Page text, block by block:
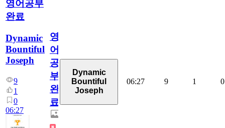
영어공부
완료
Dynamic
Bountiful
Joseph
9
1
0
06:27
영
어
공
부
완
료
Dynamic
Bountiful
Joseph
06:27 9 1 0